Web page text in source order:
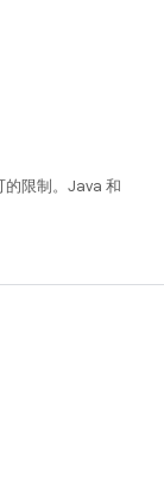
的限制。Java 和